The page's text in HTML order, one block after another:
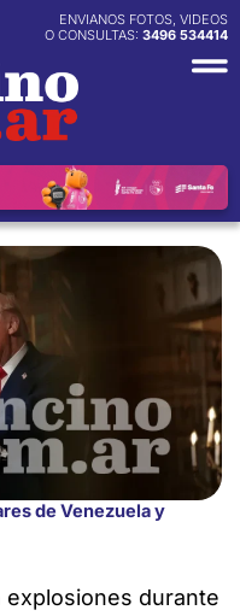
ENVIANOS FOTOS, VIDEOS
O CONSULTAS: 3496 534414
de Venezuela y
durante